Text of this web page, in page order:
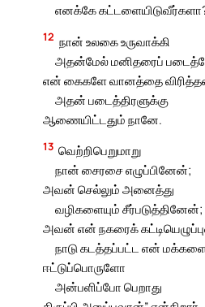
எனக்கே
12 நான் உலகை உருவாக்கி
அதன்மேல் மனிதரைப்
என் கைகளே வானத்தை
அதன் படைத்திரளுக்கு
ஆணையிட்டதும் நானே.
13 வெற்றிபெறுமாறு
நான் சைரசை எழுப்பினேன்;
அவன் செல்லும் அனைத்து
வழிகளையும் சீர்படுத்தினேன்;
அவன் என் நகரைக்
நாடு கடத்தப்பட்ட என்
ஈட்டுப்பொருளோ
அன்பளிப்போ பெறாது